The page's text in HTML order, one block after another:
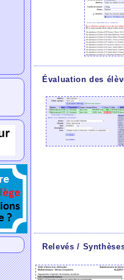
Évaluation des
Relevés /